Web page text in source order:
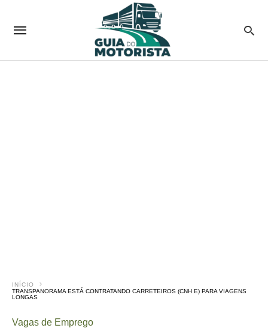
INÍCIO
TRANSPANORAMA ESTÁ CONTRATANDO CARRETEIROS (CNH E) PARA VIAGENS
LONGAS
Vagas de Emprego